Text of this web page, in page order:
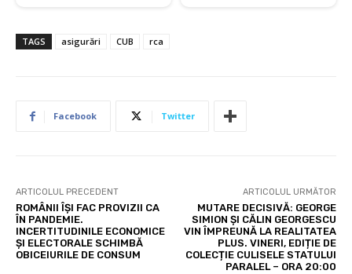
TAGS asigurări CUB rca
Facebook Twitter
ARTICOLUL PRECEDENT
ROMÂNII ÎȘI FAC PROVIZII CA
ÎN PANDEMIE.
INCERTITUDINILE ECONOMICE
ȘI ELECTORALE SCHIMBĂ
OBICEIURILE DE CONSUM
ARTICOLUL URMĂTOR
MUTARE DECISIVĂ: GEORGE
SIMION ȘI CĂLIN GEORGESCU
VIN ÎMPREUNĂ LA REALITATEA
PLUS. VINERI, EDIȚIE DE
COLECȚIE CULISELE STATULUI
PARALEL – ORA 20:00